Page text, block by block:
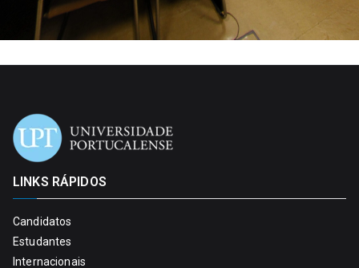
LINKS RÁPIDOS
Candidatos
Estudantes
Internacionais